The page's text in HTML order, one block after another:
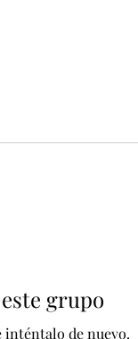
grupo
inténtalo de nuevo.